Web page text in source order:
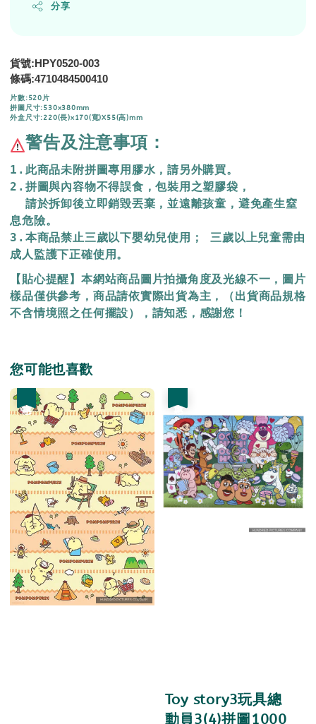
分享
貨號:HPY0520-003
條碼:4710484500410
片數:520片
拼圖尺寸:530x380mm
外盒尺寸:220(長)x170(寬)X55(高)mm
警告及注意事項：
1.此商品未附拼圖專用膠水，請另外購買。
2.拼圖與內容物不得誤食，包裝用之塑膠袋，
  請於拆卸後立即銷毀丟棄，
並遠離孩童，避免產生窒
息危險。
3.本商品禁止三歲以下嬰幼兒使用； 三歲以上兒童需由
成人監護下正確使用。
【貼心提醒】本網站商品圖片拍攝角度及光線不一，圖片
樣品僅供參考，商品請依實際出貨為主，（出貨商品規格
不含情境照之任何擺設），請知悉，感謝您！
您可能也喜歡
Toy story3玩具總
動員3(4)拼圖1000